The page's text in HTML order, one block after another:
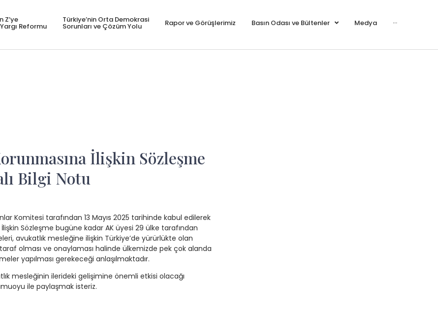
Z’ye
Reformu
Türkiye’nin Orta Demokrasi
Sorunları ve Çözüm Yolu Rapor ve Görüşlerimiz Basın Odası ve Bültenler Medya ···
İlişkin Sözleşme
Bilgi Notu
Komitesi tarafından 13 Mayıs 2025 tarihinde kabul edilerek
Sözleşme bugüne kadar AK üyesi 29 ülke tarafından
avukatlık mesleğine ilişkin Türkiye’de yürürlükte olan
taraf olması ve onaylaması halinde ülkemizde pek çok alanda
yapılması gerekeceği anlaşılmaktadır.
mesleğinin ilerideki gelişimine önemli etkisi olacağı
ile paylaşmak isteriz.